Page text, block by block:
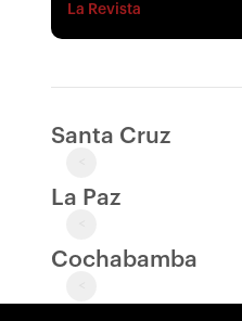
La Revista
Santa Cruz
La Paz
Cochabamba